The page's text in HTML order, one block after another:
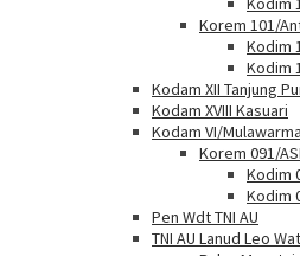
Korem 101/
Kodim
Kodim
Kodam XII Tanjung
Kodam XVIII Kasuari
Kodam VI/
Korem 091/
Kodim
Kodim
Pen Wdt TNI AU
TNI AU Lanud Leo